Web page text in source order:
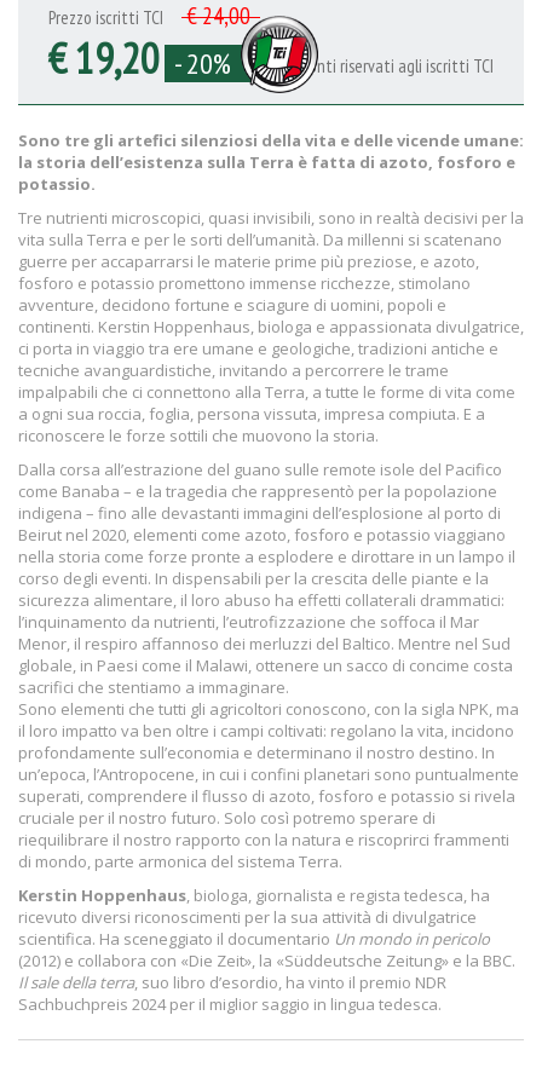
Prezzo iscritti TCI € 24,00
€ 19,20 - 20% Sconti riservati agli iscritti TCI
Sono tre gli artefici silenziosi della vita e delle vicende umane:
la storia dell’esistenza sulla Terra è fatta di azoto, fosforo e
potassio.
Tre nutrienti microscopici, quasi invisibili, sono in realtà decisivi per la
vita sulla Terra e per le sorti dell’umanità. Da millenni si scatenano
guerre per accaparrarsi le materie prime più preziose, e azoto,
fosforo e potassio promettono immense ricchezze, stimolano
avventure, decidono fortune e sciagure di uomini, popoli e
continenti. Kerstin Hoppenhaus, biologa e appassionata divulgatrice,
ci porta in viaggio tra ere umane e geologiche, tradizioni antiche e
tecniche avanguardistiche, invitando a percorrere le trame
impalpabili che ci connettono alla Terra, a tutte le forme di vita come
a ogni sua roccia, foglia, persona vissuta, impresa compiuta. E a
riconoscere le forze sottili che muovono la storia.
Dalla corsa all’estrazione del guano sulle remote isole del Pacifico
come Banaba – e la tragedia che rappresentò per la popolazione
indigena – fino alle devastanti immagini dell’esplosione al porto di
Beirut nel 2020, elementi come azoto, fosforo e potassio viaggiano
nella storia come forze pronte a esplodere e dirottare in un lampo il
corso degli eventi. In dispensabili per la crescita delle piante e la
sicurezza alimentare, il loro abuso ha effetti collaterali drammatici:
l’inquinamento da nutrienti, l’eutrofizzazione che soffoca il Mar
Menor, il respiro affannoso dei merluzzi del Baltico. Mentre nel Sud
globale, in Paesi come il Malawi, ottenere un sacco di concime costa
sacrifici che stentiamo a immaginare.
Sono elementi che tutti gli agricoltori conoscono, con la sigla NPK, ma
il loro impatto va ben oltre i campi coltivati: regolano la vita, incidono
profondamente sull’economia e determinano il nostro destino. In
un’epoca, l’Antropocene, in cui i confini planetari sono puntualmente
superati, comprendere il flusso di azoto, fosforo e potassio si rivela
cruciale per il nostro futuro. Solo così potremo sperare di
riequilibrare il nostro rapporto con la natura e riscoprirci frammenti
di mondo, parte armonica del sistema Terra.
Kerstin Hoppenhaus, biologa, giornalista e regista tedesca, ha
ricevuto diversi riconoscimenti per la sua attività di divulgatrice
scientifica. Ha sceneggiato il documentario Un mondo in pericolo
(2012) e collabora con «Die Zeit», la «Süddeutsche Zeitung» e la BBC.
Il sale della terra, suo libro d’esordio, ha vinto il premio NDR
Sachbuchpreis 2024 per il miglior saggio in lingua tedesca.